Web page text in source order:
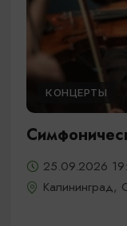
КОНЦЕРТЫ
25.09.2026
Калининград,